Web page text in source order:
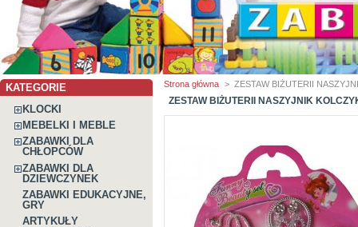
KATEGORIE
KLOCKI
MEBELKI I MEBLE
ZABAWKI DLA
CHŁOPCÓW
ZABAWKI DLA
DZIEWCZYNEK
ZABAWKI EDUKACYJNE,
GRY
ARTYKUŁY
Strona główna > ZESTAW BIŻUTERII
ZESTAW BIŻUTERII NASZYJNIK